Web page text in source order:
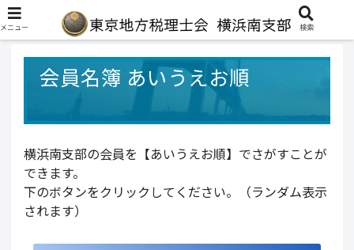
会員名簿 あいうえお順
横浜南支部の会員を【あいうえお順】でさがすことが
できます。
下のボタンをクリックしてください。（ランダム表示
されます）
メニュー 検索